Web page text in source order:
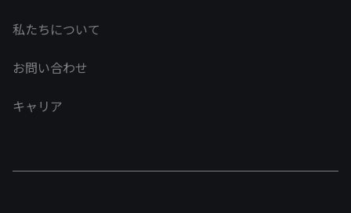
私たちについて
お問い合わせ
キャリア